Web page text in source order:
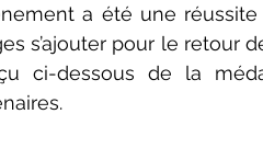
a été une
s’ajouter pour le retour
ci-dessous de la